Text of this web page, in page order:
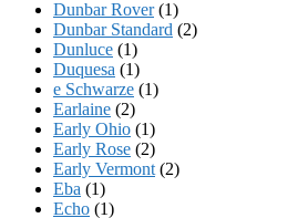
Dunbar Rover(1)
Dunbar Standard (2)
Dunluce (1)
Duquesa (1)
e Schwarze (1)
Earlaine (2)
Early Ohio (1)
Early Rose (2)
Early Vermont (2)
Eba (1)
Echo (1)